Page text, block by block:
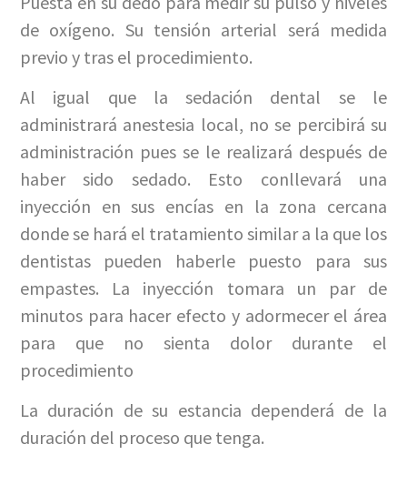
de oxígeno. Su tensión arterial será medida
previo y tras el procedimiento.
Al igual que la sedación dental se le
administrará anestesia local, no se percibirá su
administración pues se le realizará después de
haber sido sedado. Esto conllevará una
inyección en sus encías en la zona cercana
donde se hará el tratamiento similar a la que los
dentistas pueden haberle puesto para sus
empastes. La inyección tomara un par de
minutos para hacer efecto y adormecer el área
para que no sienta dolor durante el
procedimiento
La duración de su estancia dependerá de la
duración del proceso que tenga.